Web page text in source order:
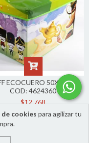
de cookies para agilizar tu
ECOCUERO 50X31CM
COD: 4624360
$12.768